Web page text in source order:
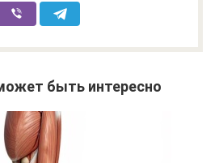
быть интересно